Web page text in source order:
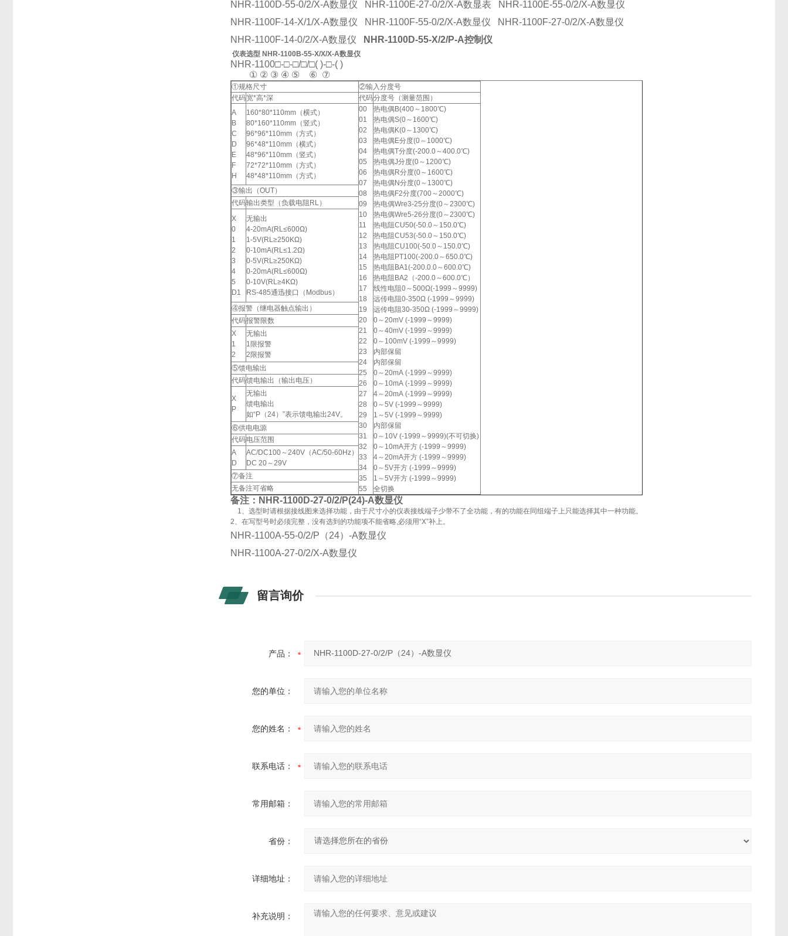
NHR-1100D-55-0/2/X-A数显仪 NHR-1100E-27-0/2/X-A数显表 NHR-1100E-55-0/2/X-A数显仪
NHR-1100F-14-X/1/X-A数显仪 NHR-1100F-55-0/2/X-A数显仪 NHR-1100F-27-0/2/X-A数显仪
NHR-1100F-14-0/2/X-A数显仪
NHR-1100D-55-X/2/P-A控制仪
仪表选型 NHR-1100B-55-X/X/X-A数显仪
NHR-1100□-□-□/□/□( )-□-( )
① ② ③ ④ ⑤ ⑥ ⑦
①规格尺寸
②输入分度号
代码宽*高*深 代码分度号（测量范围）
A
B
C
D
E
F
H
160*80*110mm（横式）
80*160*110mm（竖式）
96*96*110mm（方式）
96*48*110mm（横式）
48*96*110mm（竖式）
72*72*110mm（方式）
48*48*110mm（方式）
00
01
02
03
04
05
06
07
08
09
10
11
12
13
14
15
16
17
18
19
20
21
22
23
24
25
26
27
28
29
30
31
32
33
34
35
55
热电偶B(400～1800℃)
热电偶S(0～1600℃)
热电偶K(0～1300℃)
热电偶E分度(0～1000℃)
热电偶T分度(-200.0～400.0℃)
热电偶J分度(0～1200℃)
热电偶R分度(0～1600℃)
热电偶N分度(0～1300℃)
热电偶F2分度(700～2000℃)
热电偶Wre3-25分度(0～2300℃)
热电偶Wre5-26分度(0～2300℃)
热电阻CU50(-50.0～150.0℃)
热电阻CU53(-50.0～150.0℃)
热电阻CU100(-50.0～150.0℃)
热电阻PT100(-200.0～650.0℃)
热电阻BA1(-200.0.0～600.0℃)
热电阻BA2（-200.0～600.0℃）
线性电阻0～500Ω(-1999～9999)
远传电阻0-350Ω (-1999～9999)
远传电阻30-350Ω (-1999～9999)
0～20mV (-1999～9999)
0～40mV (-1999～9999)
0～100mV (-1999～9999)
内部保留
内部保留
0～20mA (-1999～9999)
0～10mA (-1999～9999)
4～20mA (-1999～9999)
0～5V (-1999～9999)
1～5V (-1999～9999)
内部保留
0～10V (-1999～9999)(不可切换)
0～10mA开方 (-1999～9999)
4～20mA开方 (-1999～9999)
0～5V开方 (-1999～9999)
1～5V开方 (-1999～9999)
全切换
③输出（OUT）
代码输出类型（负载电阻RL）
X
0
1
2
3
4
5
D1
无输出
4-20mA(RL≤600Ω)
1-5V(RL≥250KΩ)
0-10mA(RL≤1.2Ω)
0-5V(RL≥250KΩ)
0-20mA(RL≤600Ω)
0-10V(RL≥4KΩ)
RS-485通迅接口（Modbus）
④报警（继电器触点输出）
代码报警限数
X
1
2
无输出
1限报警
2限报警
⑤馈电输出
代码馈电输出（输出电压）
X
P
无输出
馈电输出
如“P（24）”表示馈电输出24V。
⑥供电电源
代码电压范围
A
D
AC/DC100～240V（AC/50-60Hz）
DC 20～29V
⑦备注
无备注可省略
备注：NHR-1100D-27-0/2/P(24)-A数显仪
1、选型时请根据接线图来选择功能，由于尺寸小的仪表接线端子少带不了全功能，有的功能在同组端子上只能选择其中一种功能。
2、在写型号时必须完整，没有选到的功能项不能省略,必须用“X”补上。
NHR-1100A-55-0/2/P（24）-A数显仪
NHR-1100A-27-0/2/X-A数显仪
留言询价
产品：
您的单位：
您的姓名：
联系电话：
常用邮箱：
省份：
详细地址：
补充说明：